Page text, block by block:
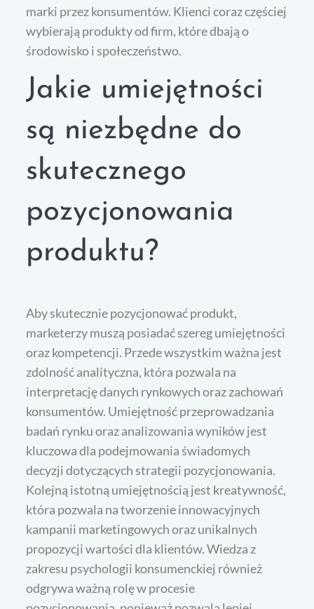
marki przez konsumentów. Klienci coraz częściej
wybierają produkty od firm, które dbają o
środowisko i społeczeństwo.
Jakie umiejętności
są niezbędne do
skutecznego
pozycjonowania
produktu?
Aby skutecznie pozycjonować produkt,
marketerzy muszą posiadać szereg umiejętności
oraz kompetencji. Przede wszystkim ważna jest
zdolność analityczna, która pozwala na
interpretację danych rynkowych oraz zachowań
konsumentów. Umiejętność przeprowadzania
badań rynku oraz analizowania wyników jest
kluczowa dla podejmowania świadomych
decyzji dotyczących strategii pozycjonowania.
Kolejną istotną umiejętnością jest kreatywność,
która pozwala na tworzenie innowacyjnych
kampanii marketingowych oraz unikalnych
propozycji wartości dla klientów. Wiedza z
zakresu psychologii konsumenckiej również
odgrywa ważną rolę w procesie